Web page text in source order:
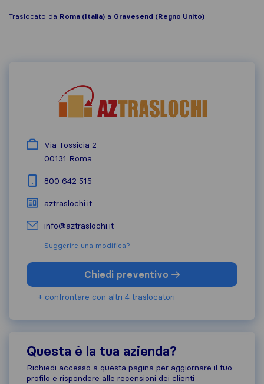
Traslocato da Roma (Italia) a Gravesend (Regno Unito)
Via Tossicia 2
00131 Roma
800 642 515
aztraslochi.it
info@aztraslochi.it
Suggerire una modifica?
Chiedi preventivo
+ confrontare con altri 4 traslocatori
Questa è la tua azienda?
Richiedi accesso a questa pagina per aggiornare il tuo
profilo e rispondere alle recensioni dei clienti